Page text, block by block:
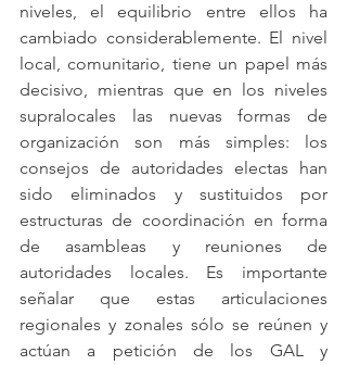
niveles, el equilibrio entre ellos ha
cambiado considerablemente. El nivel
local, comunitario, tiene un papel más
decisivo, mientras que en los niveles
supralocales las nuevas formas de
organización son más simples: los
consejos de autoridades electas han
sido eliminados y sustituidos por
estructuras de coordinación en forma
de asambleas y reuniones de
autoridades locales. Es importante
señalar que estas articulaciones
regionales y zonales sólo se reúnen y
actúan a petición de los GAL y